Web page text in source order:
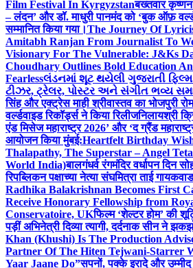
Film Festival In Kyrgyzstanबख्तवार
– लंदन’ और डॉ. माधुरी पानमंद को ‘बुक ऑफ़
सम्मानित किया गया।The Journey Of
Amitabh Ranjan From Journalist To
Visionary For The Vulnerable: J&Ks
Choudhary Outlines Bold Education
Fearlessલંડનમાં શૂટ થયેલી ગુજરાતી
ટીઝર, ટ્રેલર, પોસ્ટર અને સંગીત ભવ્ય
सिंह और एक्ट्रेस माही श्रीवास्तव का भोजपुरी
वर्ल्डवाइड रिकॉर्ड्स ने किया रिलीजनिलायश्री
एंड मिसेज महाराष्ट्र 2026’ और ‘द ग्रैंड
आयोजन किया मुंबई:Heartfelt Birthday
Thalapathy, The Superstar – Angel
World India)बालगंधर्व रंगमंदिर वर्धापन दिन
रिपब्लिकन पक्षाच्या नेत्या संघमित्रा ताई
Radhika Balakrishnan Becomes First
Receive Honorary Fellowship from
Conservatoire, UKफिल्म ‘शेल्टर होम’ की
पड़ीं अभिनेत्री दिव्या त्यागी, दर्दनाक सीन ने
Khan (Khushi) Is The Production
Partner Of The Hiten Tejwani-Starrer
Yaar Jaane Do”सपनों, पक्के इरादे और उम्मीद